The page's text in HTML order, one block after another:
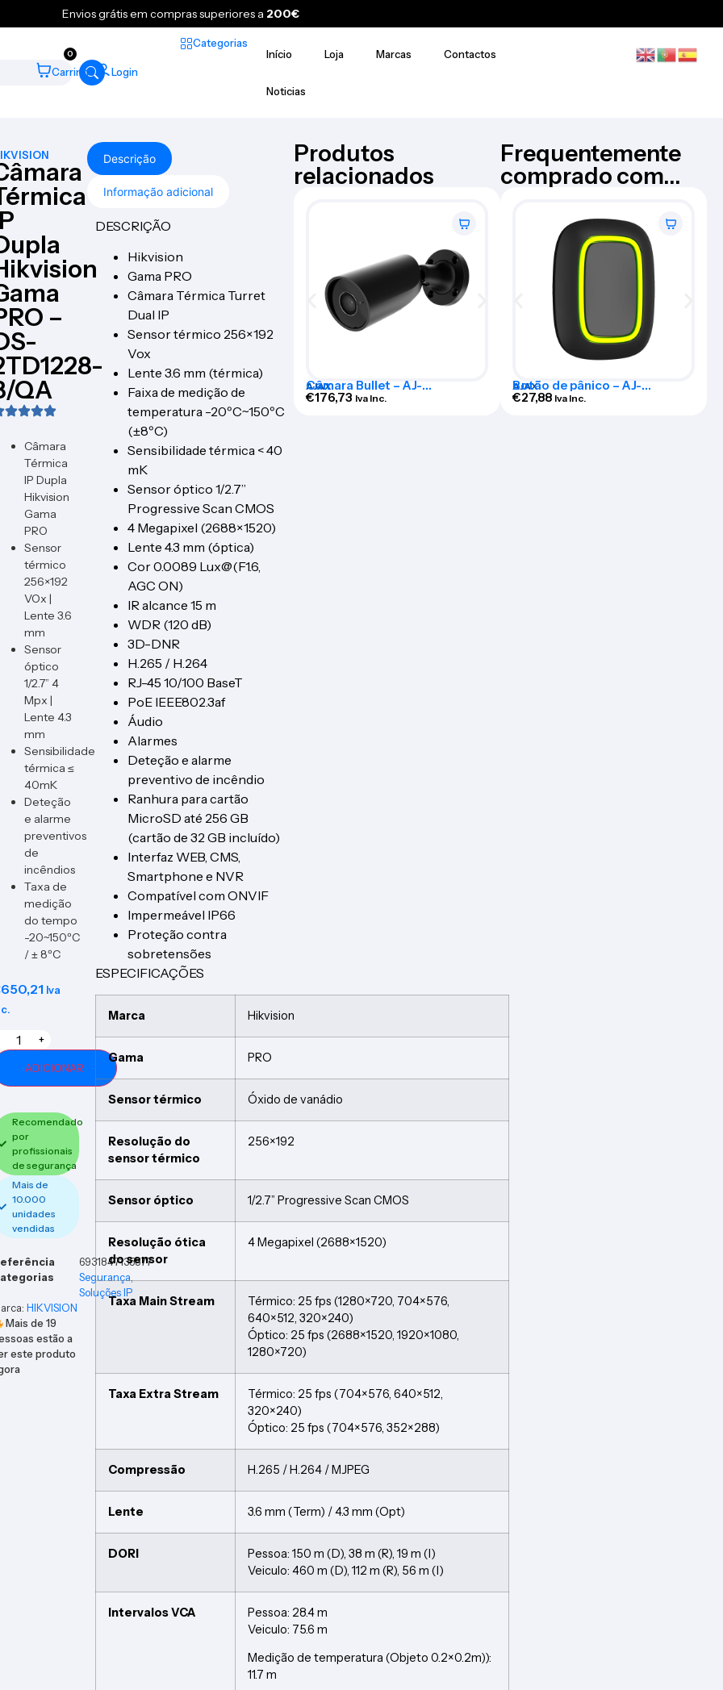
Envios grátis em compras superiores a 200€
0
Carrinho Login
Categorias
Início
Loja Marcas Contactos
Noticias
–
QA
Câmara
Térmica
IP Dupla
Hikvision
Gama
PRO
Sensor
térmico
256×192
VOx |
Lente 3.6
mm
Sensor
óptico
1/2.7” 4
Mpx |
Lente 4.3
mm
Sensibilidade
térmica ≤
40mK
Deteção
e alarme
preventivos
de
incêndios
Taxa de
medição
do tempo
-20~150ºC
/ ± 8ºC
650,21 Iva
+
ADICIONAR
Recomendado
por
profissionais
de segurança
Mais de
10.000
unidades
vendidas
6931847135577
Segurança,
Soluções IP
HIKVISION
Mais de19
estão a
este produto
Descrição
Informação adicional
DESCRIÇÃO
Hikvision
Gama PRO
Câmara Térmica Turret
Dual IP
Sensor térmico 256×192
Vox
Lente 3.6 mm (térmica)
Faixa de medição de
temperatura -20ºC~150ºC
(±8ºC)
Sensibilidade térmica < 40
mK
Sensor óptico 1/2.7”
Progressive Scan CMOS
4 Megapixel (2688×1520)
Lente 4.3 mm (óptica)
Cor 0.0089 Lux@(F1.6,
AGC ON)
IR alcance 15 m
WDR (120 dB)
3D-DNR
H.265 / H.264
RJ-45 10/100 BaseT
PoE IEEE802.3af
Áudio
Alarmes
Deteção e alarme
preventivo de incêndio
Ranhura para cartão
MicroSD até 256 GB
(cartão de 32 GB incluído)
Interfaz WEB, CMS,
Smartphone e NVR
Compatível com ONVIF
Impermeável IP66
Proteção contra
sobretensões
ESPECIFICAÇÕES
Marca Hikvision
Gama PRO
Sensor térmico Óxido de vanádio
Resolução do
sensor térmico
256×192
Sensor óptico 1/2.7” Progressive Scan CMOS
Resolução ótica
do sensor
4 Megapixel (2688×1520)
Taxa Main Stream
Térmico: 25 fps (1280×720, 704×576,
640×512, 320×240)
Óptico: 25 fps (2688×1520, 1920×1080,
1280×720)
Taxa Extra Stream
Térmico: 25 fps (704×576, 640×512,
320×240)
Óptico: 25 fps (704×576, 352×288)
Compressão H.265 / H.264 / MJPEG
Lente 3.6 mm (Term) / 4.3 mm (Opt)
DORI
Pessoa: 150 m (D), 38 m (R), 19 m (I)
Veiculo: 460 m (D), 112 m (R), 56 m (I)
Intervalos VCA
Pessoa: 28.4 m
Veiculo: 75.6 m
Medição de temperatura (Objeto 0.2×0.2m)):
11.7 m
Produtos
relacionados
AJAX
Câmara Bullet – AJ-
BULLETCAM-5-0400-B
€176,73 Iva Inc.
Câmara Bullet – AJ-
BULLETCAM-5-0400-W
176,73 Iva Inc.
Frequentemente
comprado com...
AJAX
Botão de pânico – AJ-
BUTTON-B
€27,88 Iva Inc.